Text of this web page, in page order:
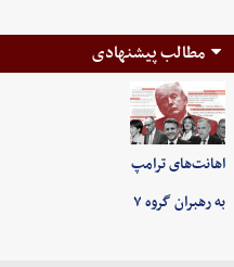
مطالب پیشنهادی
اهانت‌های ترامپ
به رهبران گروه ۷